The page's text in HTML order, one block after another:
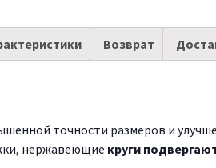
Возврат
точности размеров и
нержавеющие круги